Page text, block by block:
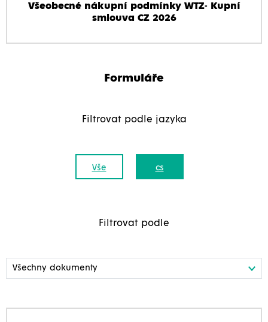
Všeobecné nákupní podmínky WTZ- Kupní
smlouva CZ 2026
Formuláře
Filtrovat podle jazyka
Vše cs
Filtrovat podle